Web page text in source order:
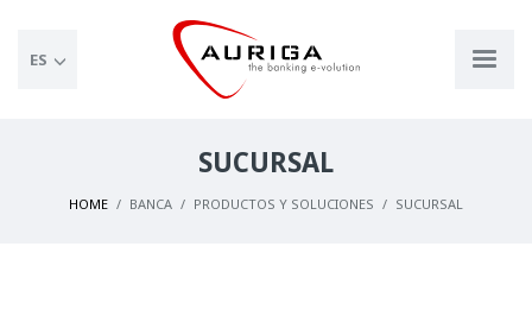
ES
SUCURSAL
HOME BANCA PRODUCTOS Y SOLUCIONES SUCURSAL